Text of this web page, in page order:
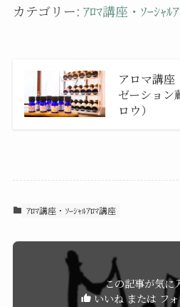
カテゴリー: ｱﾛﾏ講座・ｿｰｼｬﾙ
アロマ講座
ゼーショ
ロウ）
ｱﾛﾏ講座・ｿｰｼｬﾙｱﾛﾏ講座
この記事が気に
いいね または フォ